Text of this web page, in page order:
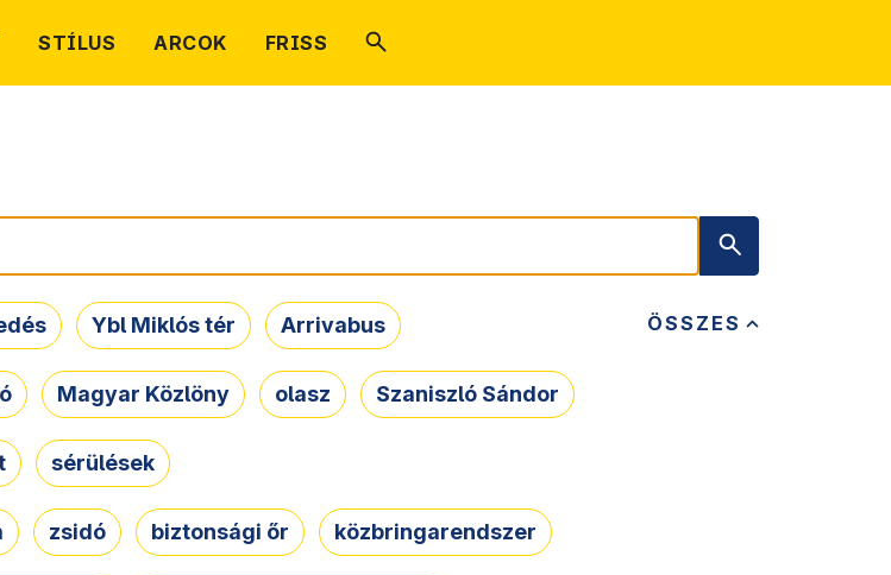
STÍLUS ARCOK FRISS
ÖSSZES
Ybl Miklós tér Arrivabus
Magyar Közlöny olasz Szaniszló Sándor
sérülések
zsidó biztonsági őr közbringarendszer